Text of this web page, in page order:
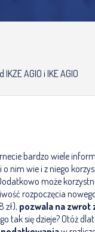
IKZE AGIO i IKE AGIO
bardzo wiele
o nim wie i z niego
może
rozpoczęcia
zł), pozwala na zwrot
tak się dzieje? Otóż